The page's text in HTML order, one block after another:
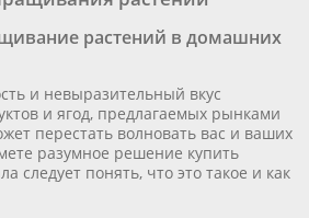
растений в домашних
и невыразительный вкус
и ягод, предлагаемых рынками
перестать волновать вас и ваших
разумное решение купить
следует понять, что это такое и как